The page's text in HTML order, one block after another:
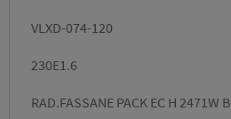
VLXD-074-120
230E1.6
RAD.FASSANE PACK EC H 2471W